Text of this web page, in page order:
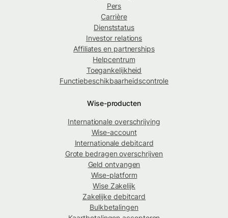
Pers
Carrière
Dienststatus
Investor relations
Affiliates en partnerships
Helpcentrum
Toegankelijkheid
Functiebeschikbaarheidscontrole
Wise-producten
Internationale overschrijving
Wise-account
Internationale debitcard
Grote bedragen overschrijven
Geld ontvangen
Wise-platform
Wise Zakelijk
Zakelijke debitcard
Bulkbetalingen